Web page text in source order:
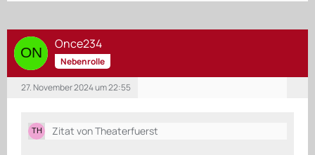
Once234
Nebenrolle
27. November 2024 um 22:55
Zitat von Theaterfuerst